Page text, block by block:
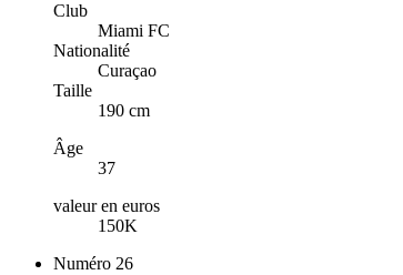
Club
Miami FC
Nationalité
Curaçao
Taille
190 cm
Âge
37
valeur en euros
150K
Numéro 26